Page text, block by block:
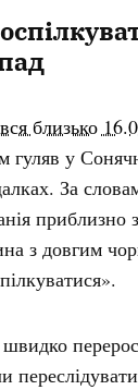
близько
гуляв у
За
приблизно
з довгим